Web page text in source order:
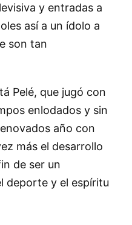
y entradas a
así a un ídolo a
son tan
Pelé, que jugó con
enlodados y sin
año con
más el desarrollo
de ser un
deporte y el espíritu